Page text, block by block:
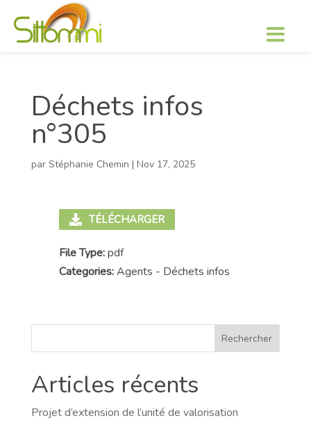
Déchets infos
n°305
par Stéphanie Chemin | Nov 17, 2025
TÉLÉCHARGER
File Type:pdf
Categories:Agents - Déchets infos
Rechercher
Articles récents
Projet d’extension de l’unité de valorisation